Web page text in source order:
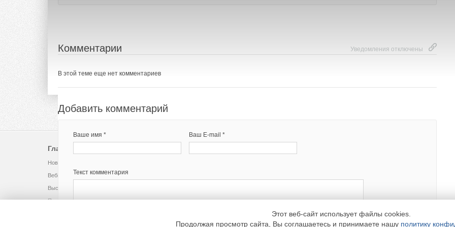
Уведомления отключены
Комментарии
В этой теме еще нет комментариев
Добавить комментарий
Ваше имя * Ваш E-mail *
Текст комментария
Главное
Новости рынка
Вебинары
Выставки
Помощь Медиакит
Этот веб-сайт использует файлы cookies.
Продолжая просмотр сайта, Вы соглашаетесь и принимаете нашу политику